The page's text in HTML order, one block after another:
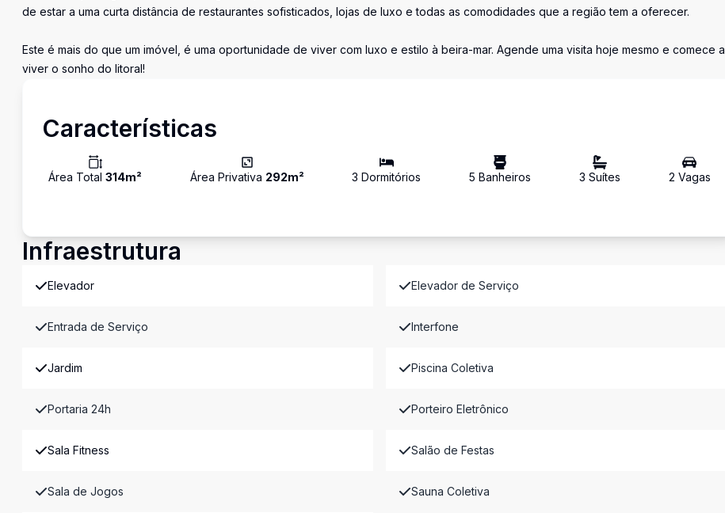
de estar a uma curta distância de restaurantes sofisticados, lojas de luxo e todas as comodidades que a região tem a oferecer.
Este é mais do que um imóvel, é uma oportunidade de viver com luxo e estilo à beira-mar. Agende uma visita hoje mesmo e comece a
viver o sonho do litoral!
Características
Área Total 314m² Área Privativa 292m² 3 Dormitórios 5 Banheiros 3 Suítes 2 Vagas
Infraestrutura
Elevador Elevador de Serviço
Entrada de Serviço Interfone
Jardim Piscina Coletiva
Portaria 24h Porteiro Eletrônico
Sala Fitness Salão de Festas
Sala de Jogos Sauna Coletiva